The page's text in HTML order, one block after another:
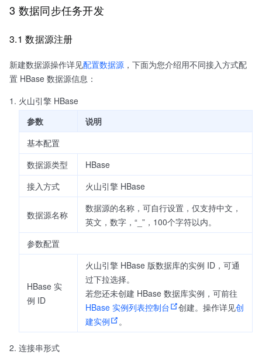
3 数据同步任务开发
3.1 数据源注册
新建数据源操作详见配置数据源 ，下面为您介绍用不同接入方式配
置 HBase 数据源信息：
火山引擎 HBase
参数
说明
基本配置
数据源类型
HBase
接入方式
火山引擎 HBase
数据源名称
数据源的名称，可自行设置，仅支持中文，
英文，数字，“_”，100个字符以内。
参数配置
HBase 实
例 ID
火山引擎 HBase 版数据库的实例 ID，可通
过下拉选择。
若您还未创建 HBase 数据库实例，可前往
HBase 实例列表控制台
创建。操作详见创
建实例
。
连接串形式